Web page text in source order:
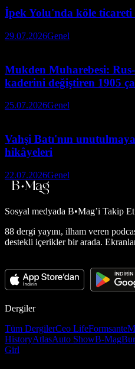
İpek Yolu'nda köle ticareti
29.07.2026Genel
Mukden Muharebesi: Rus-
kaderini değiştiren 1905
25.07.2026Genel
Vahşi Batı'nın
hikâyeleri
22.07.2026Genel
Sosyal medyada B•Mag’i Takip
88 dergi yayını, ilham veren
destekli içerikler bir arada.
Dergiler
Tüm DergilerCeo LifeFormsante
HistoryAtlasAuto ShowB-Mag
Girl